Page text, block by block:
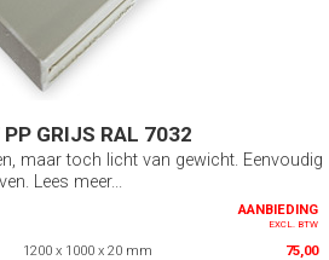
GRIJS RAL 7032
maar toch licht van gewicht. Eenvoudig
Lees meer...
AANBIEDING
EXCL. BTW
1200 x 1000 x 20 mm 75,00